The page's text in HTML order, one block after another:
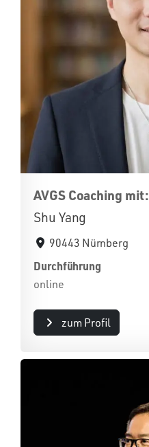
AVGS Coaching mit:
Shu Yang
90443 Nürnberg
Durchführung
online
zum Profil